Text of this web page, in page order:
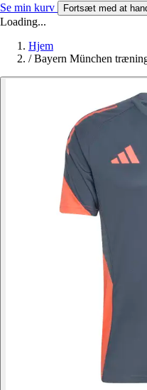
Se min kurv Fortsæt med at
Loading...
Hjem
/ Bayern München